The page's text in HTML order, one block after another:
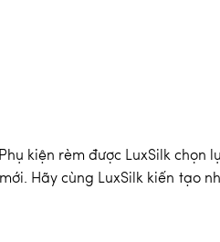
kiện rèm được LuxSilk chọn
Hãy cùng LuxSilk kiến tạo